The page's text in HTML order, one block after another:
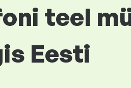
teel
Eesti